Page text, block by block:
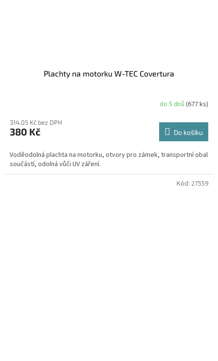
Plachty na motorku W-TEC Covertura
do 5 dnů (677 ks)
314,05 Kč bez DPH
380 Kč Do košíku
Voděodolná plachta na motorku, otvory pro zámek, transportní obal
součástí, odolná vůči UV záření.
Kód: 27559